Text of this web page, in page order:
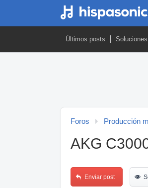
Últimos posts Soluciones
Foros Producción
AKG
Enviar post